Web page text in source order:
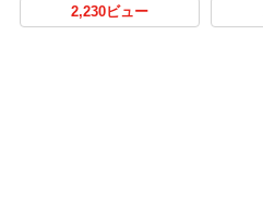
2,230ビュー